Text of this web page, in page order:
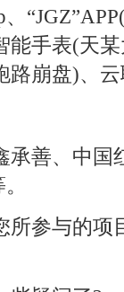
能手表(天
路崩盘)、
承善、中国
所参与的项